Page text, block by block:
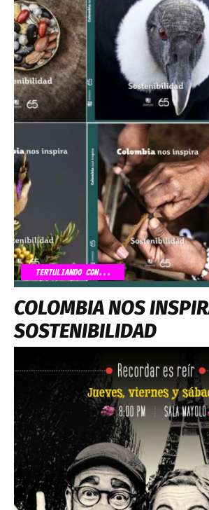
TERTULIANDO CON...
COLOMBIA NOS
SOSTENIBILIDAD